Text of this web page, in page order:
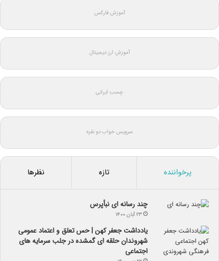
آموزش فارکس
آموزش ارز دیجیتال
چسب ایرانی
سرویس خواب دو نفره
پرخواننده تازه نظرها
چند رسانه ای نبأپرس
۲۳ آبان ۱۴۰۰
یادداشت جعفر کهن | حس تعلق و اعتماد عمومی
شهروندان حلقه ای گمشده در جلب سرمایه های
اجتماعی